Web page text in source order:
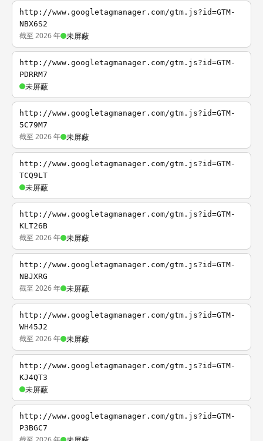
http://www.googletagmanager.com/gtm.js?id=GTM-
NBX6S2
截至 2026 年 未屏蔽
http://www.googletagmanager.com/gtm.js?id=GTM-
PDRRM7
未屏蔽
http://www.googletagmanager.com/gtm.js?id=GTM-
5C79M7
截至 2026 年 未屏蔽
http://www.googletagmanager.com/gtm.js?id=GTM-
TCQ9LT
未屏蔽
http://www.googletagmanager.com/gtm.js?id=GTM-
KLT26B
截至 2026 年 未屏蔽
http://www.googletagmanager.com/gtm.js?id=GTM-
NBJXRG
截至 2026 年 未屏蔽
http://www.googletagmanager.com/gtm.js?id=GTM-
WH45J2
截至 2026 年 未屏蔽
http://www.googletagmanager.com/gtm.js?id=GTM-
KJ4QT3
未屏蔽
http://www.googletagmanager.com/gtm.js?id=GTM-
P3BGC7